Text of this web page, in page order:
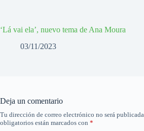
‘Lá vai ela’, nuevo tema de Ana Moura
03/11/2023
Deja un comentario
Tu dirección de correo electrónico no será publicada.
obligatorios están marcados con *